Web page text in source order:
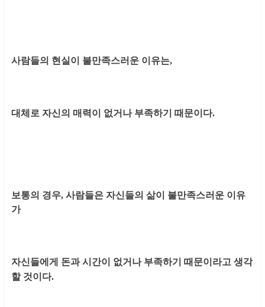
사람들의 현실이 불만족스러운 이유는,
대체로 자신의 매력이 없거나 부족하기 때문이다.
보통의 경우, 사람들은 자신들의 삶이 불만족스러운 이유
가
자신들에게 돈과 시간이 없거나 부족하기 때문이라고 생각
할 것이다.